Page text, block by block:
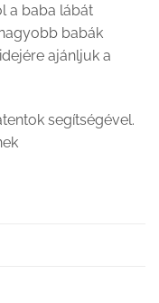
a baba lábát
babák
ajánljuk a
segítségével.